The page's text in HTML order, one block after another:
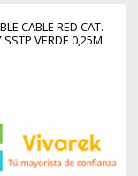
CABLE RED CAT.
VERDE 0,25M